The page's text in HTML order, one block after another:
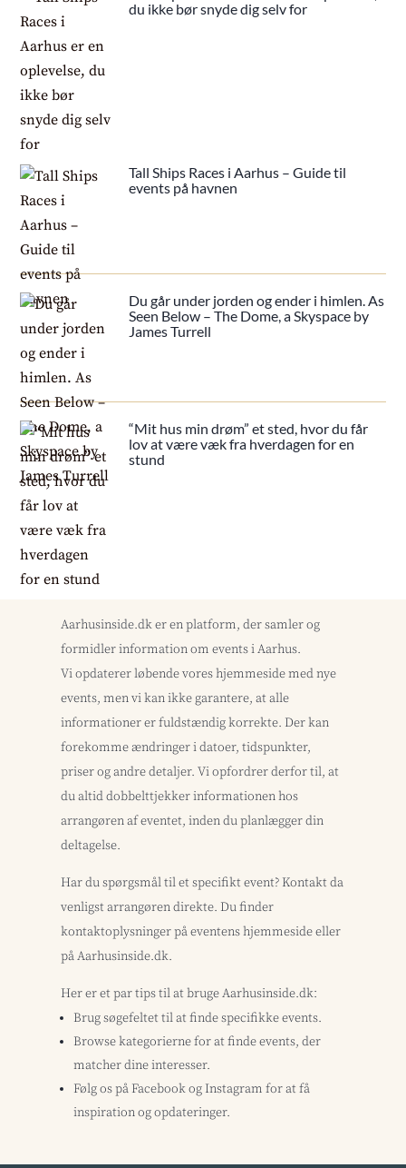
du ikke bør snyde dig selv for
Tall Ships Races i Aarhus – Guide til
events på havnen
Du går under jorden og ender i himlen. As
Seen Below – The Dome, a Skyspace by
James Turrell
“Mit hus min drøm” et sted, hvor du får
lov at være væk fra hverdagen for en
stund
Aarhusinside.dk er en platform, der samler og
formidler information om events i Aarhus.
Vi opdaterer løbende vores hjemmeside med nye
events, men vi kan ikke garantere, at alle
informationer er fuldstændig korrekte. Der kan
forekomme ændringer i datoer, tidspunkter,
priser og andre detaljer. Vi opfordrer derfor til, at
du altid dobbelttjekker informationen hos
arrangøren af eventet, inden du planlægger din
deltagelse.
Har du spørgsmål til et specifikt event? Kontakt da
venligst arrangøren direkte. Du finder
kontaktoplysninger på eventens hjemmeside eller
på Aarhusinside.dk.
Her er et par tips til at bruge Aarhusinside.dk:
Brug søgefeltet til at finde specifikke events.
Browse kategorierne for at finde events, der
matcher dine interesser.
Følg os på Facebook og Instagram for at få
inspiration og opdateringer.